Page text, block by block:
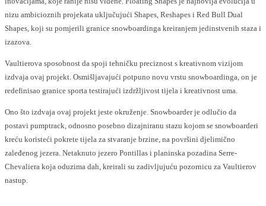
nizu ambicioznih projekata uključujući Shapes, Reshapes i Red Bull Dual
Shapes, koji su pomjerili granice snowboardinga kreiranjem jedinstvenih staza i
izazova.
Vaultierova sposobnost da spoji tehničku preciznost s kreativnom vizijom
izdvaja ovaj projekt. Osmišljavajući potpuno novu vrstu snowboardinga, on je
redefinisao granice sporta testirajući izdržljivost tijela i kreativnost uma.
Ono što izdvaja ovaj projekt jeste okruženje. Snowboarder je odlučio da
postavi pumptrack, odnosno posebno dizajniranu stazu kojom se snowboarderi
kreću koristeći pokrete tijela za stvaranje brzine, na površini djelimično
zaleđenog jezera. Netaknuto jezero Pontillas i planinska pozadina Serre-
Chevaliera koja oduzima dah, kreirali su zadivljujuću pozornicu za Vaultierov
nastup.